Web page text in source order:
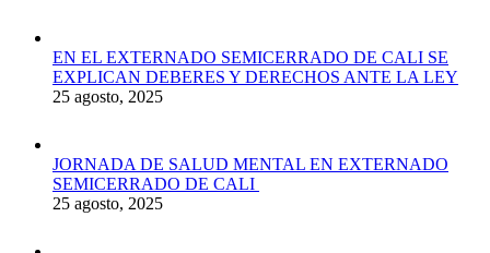
EN EL EXTERNADO SEMICERRADO DE CALI SE
EXPLICAN DEBERES Y DERECHOS ANTE LA LEY
25 agosto, 2025
JORNADA DE SALUD MENTAL EN EXTERNADO
SEMICERRADO DE CALI
25 agosto, 2025